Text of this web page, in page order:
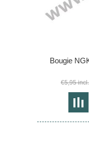
Bougie
€5,95